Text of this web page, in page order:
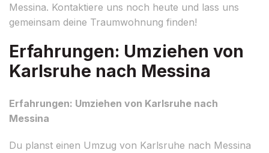
Messina. Kontaktiere uns noch heute und lass uns
gemeinsam deine Traumwohnung finden!
Erfahrungen: Umziehen von
Karlsruhe nach Messina
Erfahrungen: Umziehen von Karlsruhe nach
Messina
Du planst einen Umzug von Karlsruhe nach Messina